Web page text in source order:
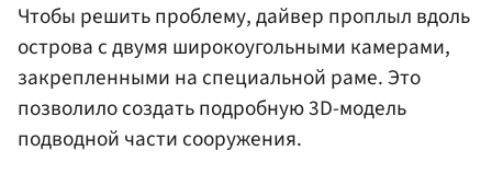
Чтобы решить проблему, дайвер проплыл вдоль
острова с двумя широкоугольными камерами,
закрепленными на специальной раме. Это
позволило создать подробную 3D-модель
подводной части сооружения.